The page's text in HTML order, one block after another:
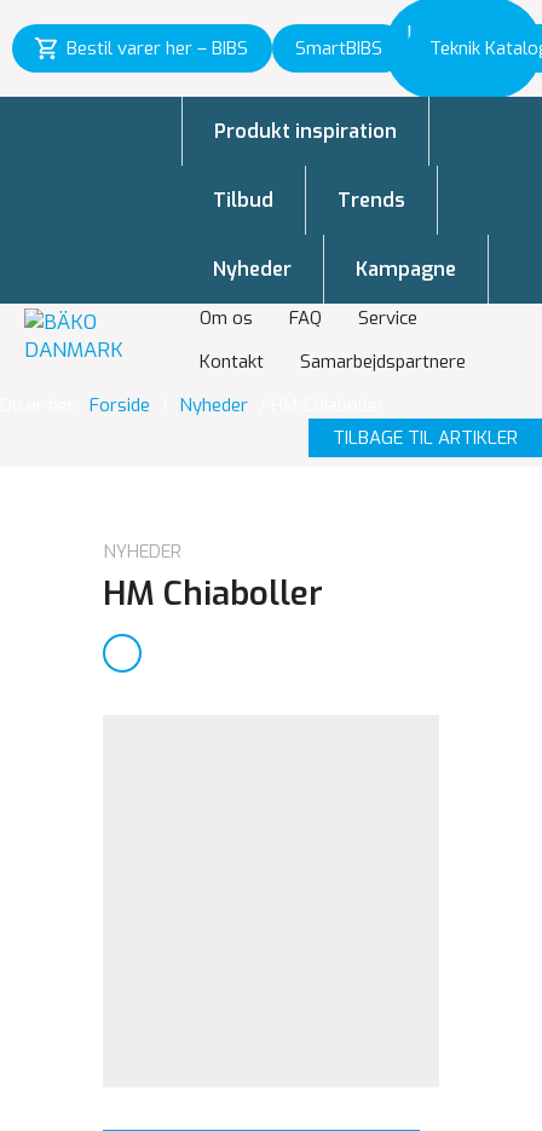
Bestil varer her – BIBS SmartBIBS Teknik
Inspiration
til vækst
Om os FAQ
Service
Kontakt
Samarbejdspartnere
Produkt inspiration
Tilbud Trends
Nyheder Kampagne
Forside Nyheder
TILBAGE TIL ARTIKLER
NYHEDER
HM Chiaboller